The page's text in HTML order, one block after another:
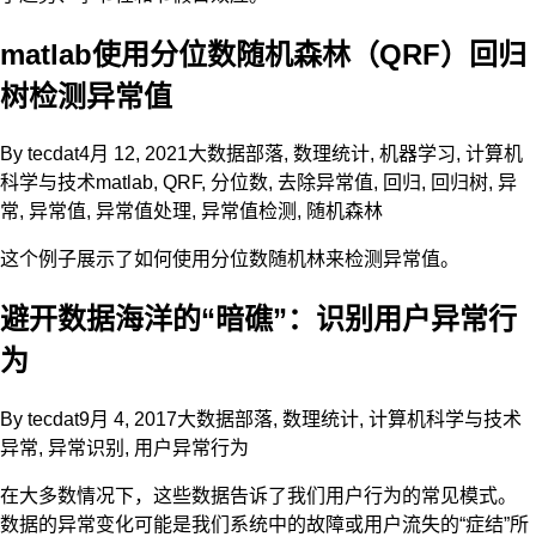
matlab使用分位数随机森林（QRF）回归
树检测异常值
By tecdat4月 12, 2021大数据部落, 数理统计, 机器学习, 计算机
科学与技术matlab, QRF, 分位数, 去除异常值, 回归, 回归树, 异
常, 异常值, 异常值处理, 异常值检测 , 随机森林
这个例子展示了如何使用分位数随机林来检测异常值。
避开数据海洋的“暗礁”：识别用户异常行
为
By tecdat9月 4, 2017大数据部落, 数理统计, 计算机科学与技术
异常, 异常识别 , 用户异常行为
在大多数情况下，这些数据告诉了我们用户行为的常见模式。
数据的异常变化可能是我们系统中的故障或用户流失的“症结”所